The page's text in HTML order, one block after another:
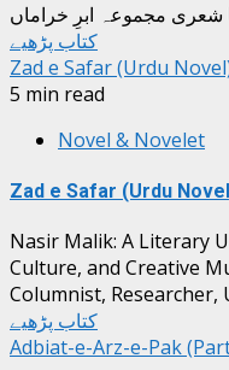
شعری مجموعہ ابرِ خراماں
کتاب پڑھیے
Zad e Safar (Urdu
5 min read
Novel & Novelet
Zad e Safar (Urdu
Nasir Malik: A Literary
Culture, and Creative
Columnist, Researcher,
کتاب پڑھیے
Adbiat-e-Arz-e-Pak